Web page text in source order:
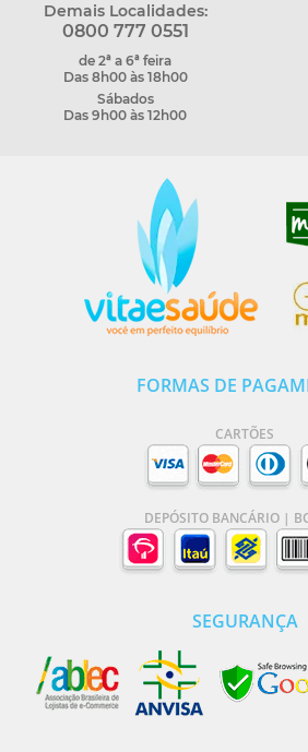
Demais Localidades:
0800 777 0551
de 2ª a 6ª feira
Das 8h00 às 18h00
Sábados
Das 9h00 às 12h00
FORMAS DE
CARTÕES
DEPÓSITO BANCÁRIO |
SEGURANÇA